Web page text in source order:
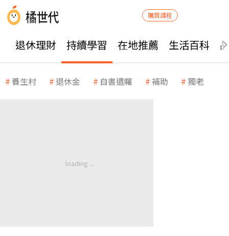
購買課程
退休理財 持續學習 在地推薦 生活百科
養生村 退休金 自書遺囑 補助 獨老